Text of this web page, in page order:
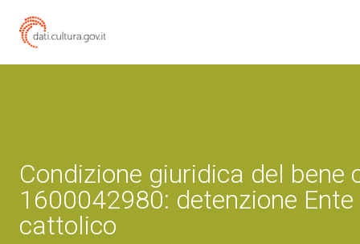
Condizione giuridica del bene
1600042980: detenzione
cattolico